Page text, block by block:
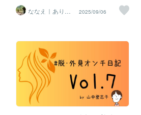
ら、ずぼらな3分ヘナ染め派。 ……もう
開き直るしかないラインナップ（笑）。
（カードにはなかったので「おおざっ
ぱ」で代用）→ おおらか 「せっかち」→
素早い言われてみれば、ちょっと救われ
ませんか？ “ああ、短所って、言い方ひと
つなんだな”って。 ■外見コンプレックス
が強い人にこそ試してほしい外見で悩ん
でいると、 「わたしのここがダメ」「あ
れもダメ」 と、どんどん自己否定の癖が
すそれでももし、ずっと悩みが消えな
い、心が痛むのなら、それは、あなたに
るもので他人が作り出した「美の基準」
なるものに振り回されている方も大人に
なっても少なくないように感じます悩む
のは弱いからではありませんそこに、あ
なたにとって大切な気づきが隠れている
からです私でよければそのお悩みを聞か
せていただけませんか？精一杯誠実にあ
なたらしい笑顔の溢れる毎日への第一歩
ななえ｜ありの
ままの自分にOK
2025/09/06